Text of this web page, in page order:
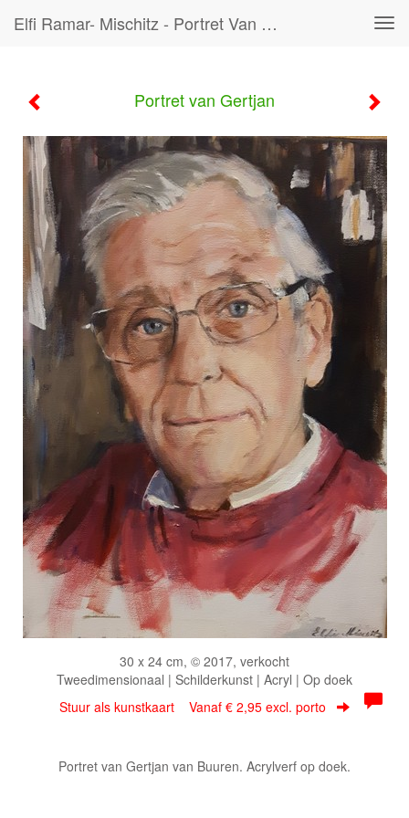
Elfi Ramar- Mischitz - Portret Van Gertjan
Portret van Gertjan
30 x 24 cm, © 2017, verkocht
Tweedimensionaal | Schilderkunst | Acryl | Op doek
Stuur als kunstkaart Vanaf € 2,95 excl. porto
Portret van Gertjan van Buuren. Acrylverf op doek.